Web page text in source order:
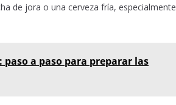
de jora o una cerveza fría, especialmente
paso a paso para preparar las